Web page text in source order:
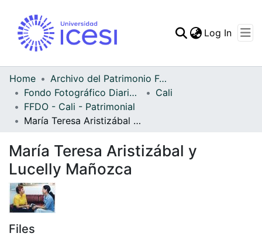
Statistics
Log In
Home
Archivo del Patrimonio Fotográfico y Fílmico del Valle del Cauca
Fondo Fotográfico Diario Occidente
Cali
FFDO - Cali - Patrimonial
María Teresa Aristizábal y Lucelly Mañozca
María Teresa Aristizábal y
Lucelly Mañozca
Files